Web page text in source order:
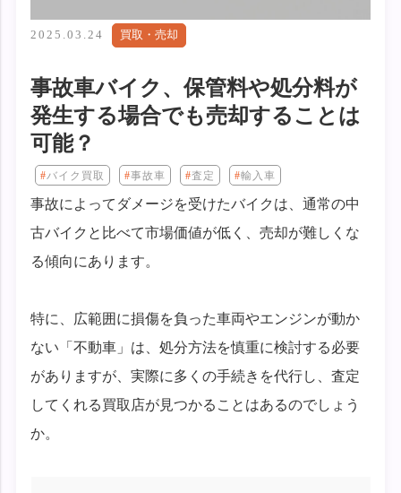
2025.03.24 買取・売却
事故車バイク、保管料や処分料が
発生する場合でも売却することは
可能？
バイク買取 事故車 査定 輸入車
事故によってダメージを受けたバイクは、通常の中
古バイクと比べて市場価値が低く、売却が難しくな
る傾向にあります。
特に、広範囲に損傷を負った車両やエンジンが動か
ない「不動車」は、処分方法を慎重に検討する必要
がありますが、実際に多くの手続きを代行し、査定
してくれる買取店が見つかることはあるのでしょう
か。